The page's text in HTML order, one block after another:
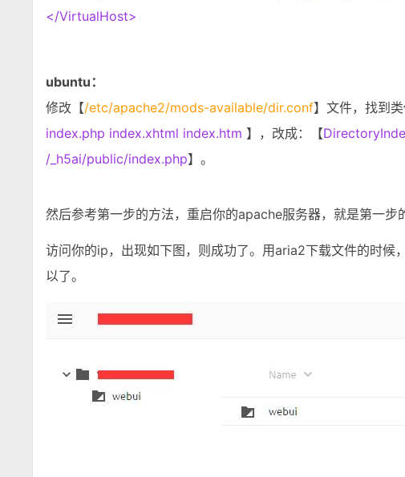
</VirtualHost>
ubuntu：
修改【/etc/apache2/mods-available/dir.conf】文件，找到
index.php index.xhtml index.htm 】，改成：【
/_h5ai/public/index.php】。
然后参考第一步的方法，重启你的apache服务器，就是第一步
访问你的ip，出现如下图，则成功了。用aria2下载文件的时候
以了。